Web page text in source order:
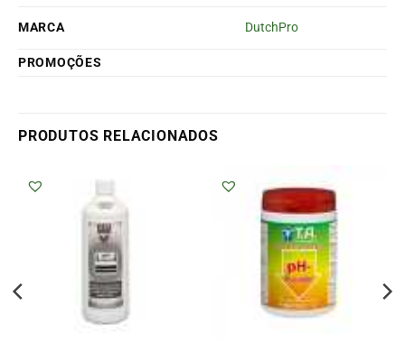
MARCA DutchPro
PROMOÇÕES
PRODUTOS RELACIONADOS